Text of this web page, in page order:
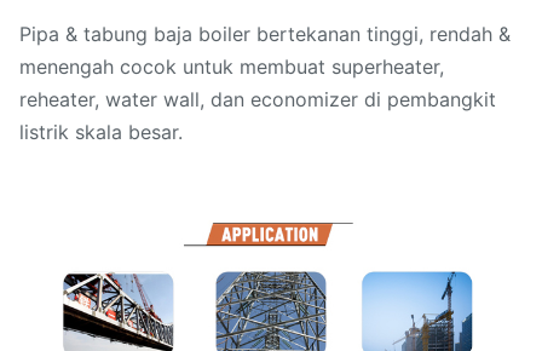
Pipa & tabung baja boiler bertekanan tinggi, rendah &
menengah cocok untuk membuat superheater,
reheater, water wall, dan economizer di pembangkit
listrik skala besar.